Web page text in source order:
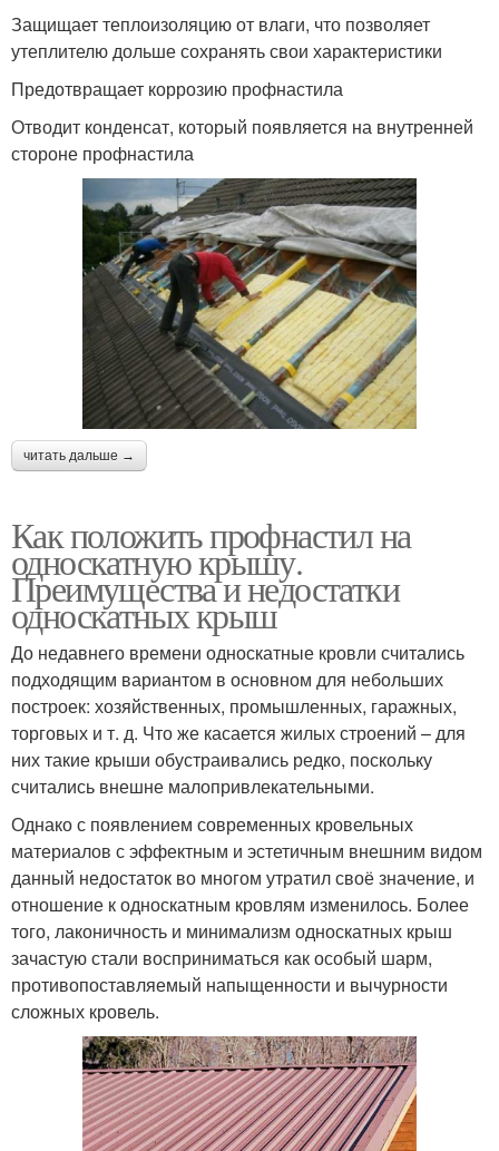
Защищает теплоизоляцию от влаги, что позволяет
утеплителю дольше сохранять свои характеристики
Предотвращает коррозию профнастила
Отводит конденсат, который появляется на внутренней
стороне профнастила
читать дальше →
Как положить профнастил на
односкатную крышу.
Преимущества и недостатки
односкатных крыш
До недавнего времени односкатные кровли считались
подходящим вариантом в основном для небольших
построек: хозяйственных, промышленных, гаражных,
торговых и т. д. Что же касается жилых строений – для
них такие крыши обустраивались редко, поскольку
считались внешне малопривлекательными.
Однако с появлением современных кровельных
материалов с эффектным и эстетичным внешним видом
данный недостаток во многом утратил своё значение, и
отношение к односкатным кровлям изменилось. Более
того, лаконичность и минимализм односкатных крыш
зачастую стали восприниматься как особый шарм,
противопоставляемый напыщенности и вычурности
сложных кровель.